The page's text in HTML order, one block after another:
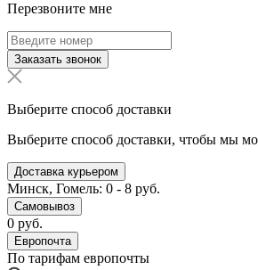
Перезвоните мне
Заказать звонок
Выберите способ доставки
Выберите способ доставки, чтобы мы
Доставка курьером
Минск, Гомель: 0 - 8 руб.
Самовывоз
0 руб.
Европочта
По тарифам европочты